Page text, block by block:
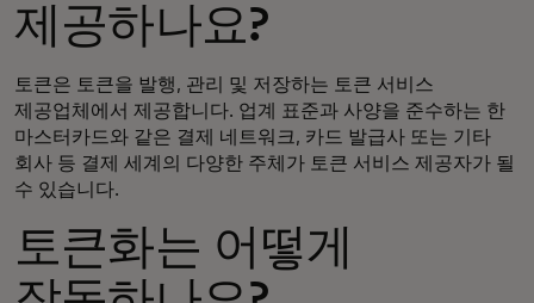
제공하나요?
토큰은 토큰을 발행, 관리 및 저장하는 토큰 서비스
제공업체에서 제공합니다. 업계 표준과 사양을 준수하는 한
마스터카드와 같은 결제 네트워크, 카드 발급사 또는 기타
회사 등 결제 세계의 다양한 주체가 토큰 서비스 제공자가 될
수 있습니다.
토큰화는 어떻게